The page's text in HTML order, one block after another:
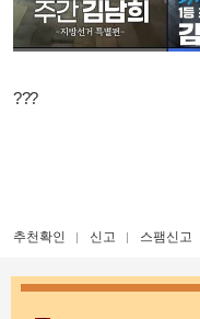
???
추천확인 신고 스팸신고